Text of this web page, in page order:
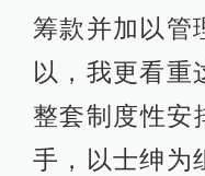
筹款并加以管
以，我更看重
整套制度性
手，以士绅为